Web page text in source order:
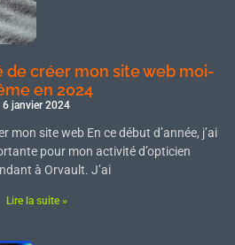
de créer mon site web moi-
en 2024
6 janvier 2024
mon site web En ce début d’année, j’ai
pour mon activité d’opticien
à Orvault. J’ai
Lire la suite »